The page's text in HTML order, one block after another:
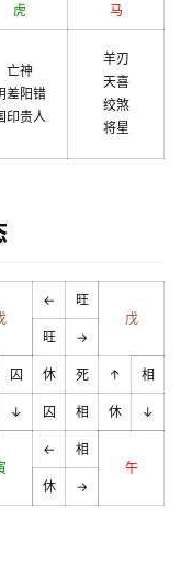
虎 马
亡神
差阳错
印贵人
羊刃
天喜
绞煞
将星
←
旺
戊
旺 →
囚 休 死 ↑ 相
↓ 囚 相 休 ↓
←
相
午
休 →